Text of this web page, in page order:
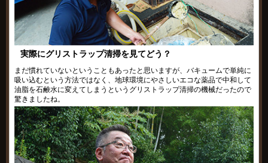
実際にグリストラップ清掃を見てどう？
まだ慣れていないということもあったと思いますが、バキュームで単純に
吸い込むという方法ではなく、地球環境にやさしいエコな薬品で中和して
油脂を石鹸水に変えてしまうというグリストラップ清掃の機械だったので
驚きましたね。